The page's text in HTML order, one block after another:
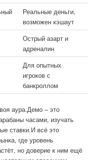
Реальные деньги,
возможен кэшаут
Острый азарт и
адреналин
Для опытных
игроков с
банкроллом
аура.Демо – это
часами, изучать
ставки.И всё это
где уровень
но доверие к ним ещё